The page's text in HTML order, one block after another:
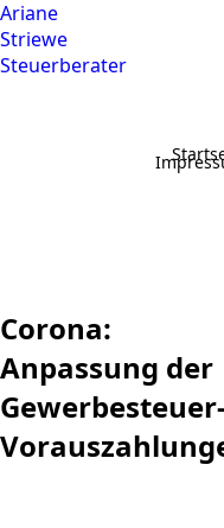
Ariane
Striewe
Steuerberater
Corona:
Anpassung der
Gewerbesteuer-